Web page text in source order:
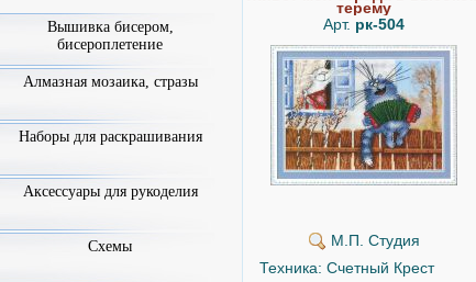
терему
Арт. рк-504
М.П. Студия
Техника: Счетный Крест
Вышивка бисером,
бисероплетение
Алмазная мозаика, стразы
Наборы для раскрашивания
Аксессуары для рукоделия
Схемы